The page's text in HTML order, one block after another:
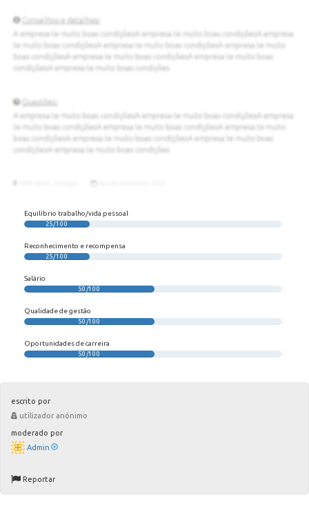
Equilíbrio trabalho/vida pessoal
25/100
Reconhecimento e recompensa
25/100
Salário
50/100
Qualidade de gestão
50/100
Oportunidades de carreira
50/100
escrito por
utilizador anónimo
moderado por
Admin
Reportar